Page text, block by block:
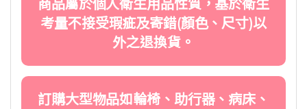
商品屬於個人衛生用品性質，基於衛生
考量不接受瑕疵及寄錯(顏色、尺寸)以
外之退換貨。
訂購大型物品如輪椅、助行器、病床、